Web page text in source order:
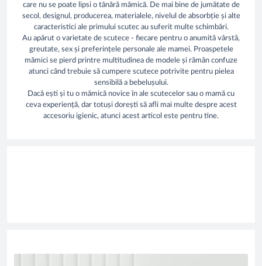
care nu se poate lipsi o tânără mămică. De mai bine de jumătate de
secol, designul, producerea, materialele, nivelul de absorbție și alte
caracteristici ale primului scutec au suferit multe schimbări.
Au apărut o varietate de scutece - fiecare pentru o anumită vârstă,
greutate, sex și preferințele personale ale mamei. Proaspetele
mămici se pierd printre multitudinea de modele și rămân confuze
atunci când trebuie să cumpere scutece potrivite pentru pielea
sensibilă a bebelușului.
Dacă ești și tu o mămică novice în ale scutecelor sau o mamă cu
ceva experiență, dar totuși dorești să afli mai multe despre acest
accesoriu igienic, atunci acest articol este pentru tine.